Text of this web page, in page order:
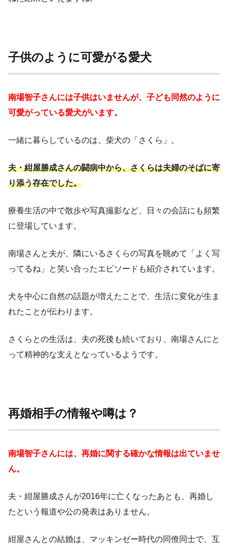
子供のように可愛がる愛犬
南場智子さんには子供はいませんが、子ども同然のように
可愛がっている愛犬がいます。
一緒に暮らしているのは、柴犬の「さくら」。
夫・紺屋勝成さんの闘病中から、さくらは夫婦のそばに寄
り添う存在でした。
療養生活の中で散歩や写真撮影など、日々の会話にも頻繁
に登場しています。
南場さんと夫が、隣にいるさくらの写真を眺めて「よく写
ってるね」と笑い合ったエピソードも紹介されています。
犬を中心に自然の話題が増えたことで、生活に変化が生ま
れたことが伝わります。
さくらとの生活は、夫の死後も続いており、南場さんにと
って精神的な支えとなっているようです。
再婚相手の情報や噂は？
南場智子さんには、再婚に関する確かな情報は出ていませ
ん。
夫・紺屋勝成さんが2016年に亡くなったあとも、再婚し
たという報道や公の発表はありません。
紺屋さんとの結婚は、マッキンゼー時代の同僚同士で、互